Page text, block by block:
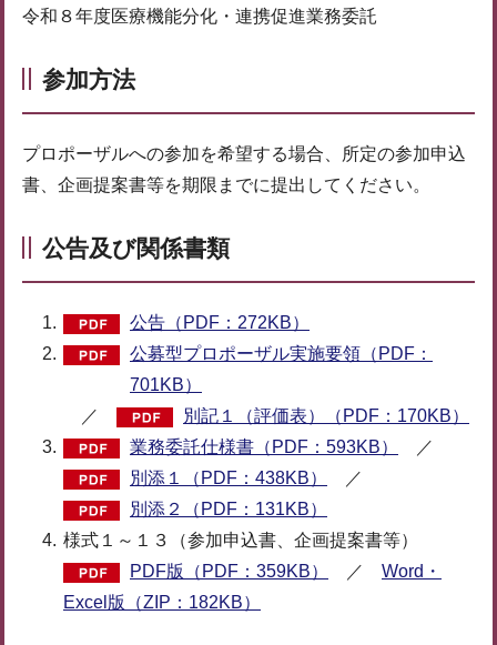
令和８年度医療機能分化・連携促進業務委託
参加方法
プロポーザルへの参加を希望する場合、所定の参加申込
書、企画提案書等を期限までに提出してください。
公告及び関係書類
公告（PDF：272KB）
公募型プロポーザル実施要領（PDF：
701KB）
／
別記１（評価表）（PDF：170KB）
業務委託仕様書（PDF：593KB）
／
別添１（PDF：438KB）
／
別添２（PDF：131KB）
様式１～１３（参加申込書、企画提案書等）
PDF版（PDF：359KB）
／ Word・
Excel版（ZIP：182KB）